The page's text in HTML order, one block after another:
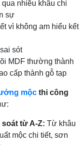
nhiều khâu chi
sự
vì không am hiểu kết
sót
MDF thường thành
cấp thành gỗ tạp
mộc thi công
từ A-Z: Từ khâu
mộc chi tiết, sơn